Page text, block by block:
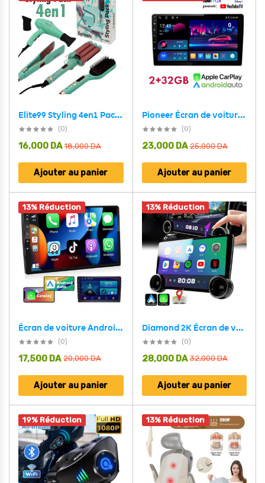
Elite99 Styling 4en1 Pack Ultime pour des Cheveux Parfaits – مجموعة العناية بالشعر 4في1
(0)
18,000DA
16,000 DA
Ajouter au panier
Pioneer Écran de voiture Android de 10.4 pouces compatible Apple CarPlay Android Auto – شاشة ذكية للسيارة
(0)
25,000DA
23,000 DA
Ajouter au panier
13% Réduction
Écran de voiture Android de 10,1 pouces compatible Apple CarPlay Android Auto – شاشة ذكية للسيارة
(0)
20,000DA
17,500 DA
Ajouter au panier
13% Réduction
Diamond 2K Écran de voiture Android de 10,1 pouces compatible Apple CarPlay Android Auto – شاشة ذكية للسيارة
(0)
32,000DA
28,000 DA
Ajouter au panier
19% Réduction 13% Réduction